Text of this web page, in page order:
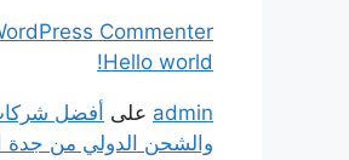
Commenter
Hello world!
admin على أفضل
والشحن الدولي من جدة